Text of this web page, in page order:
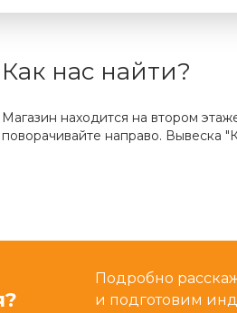
Как нас найти?
Магазин находится на втором
поворачивайте направо. Вывеска
Подробно
и подготовим